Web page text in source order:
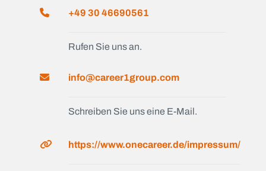
+49 30 46690561
Rufen Sie uns an.
info@career1group.com
Schreiben Sie uns eine E-Mail.
https://www.onecareer.de/impressum/